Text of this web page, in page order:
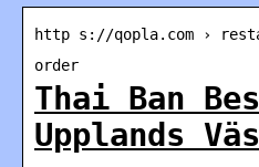
http s://qopla.com ›
order
Thai Ban
Upplands